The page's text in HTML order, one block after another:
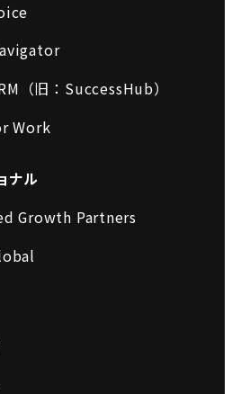
（旧：SuccessHub）
Work
ナル
Growth Partners